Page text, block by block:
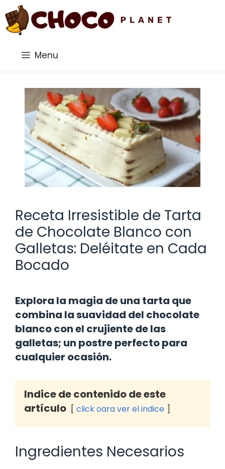
Saltar
al
contenido
Menu
Receta Irresistible de Tarta
de Chocolate Blanco con
Galletas: Deléitate en Cada
Bocado
Explora la magia de una tarta que
combina la suavidad del chocolate
blanco con el crujiente de las
galletas; un postre perfecto para
cualquier ocasión.
Indice de contenido de este
artículo
click oara ver el indice
Ingredientes Necesarios